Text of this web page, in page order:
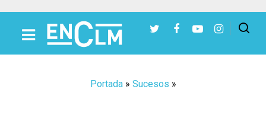
Portada» Sucesos »